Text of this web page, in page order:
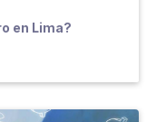
en Lima?